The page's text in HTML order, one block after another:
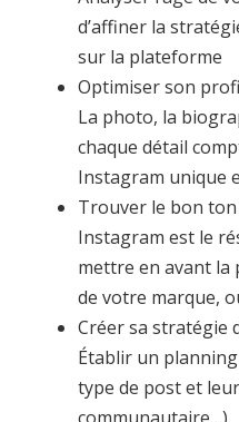
d’affiner la
sur la plateforme
Optimiser son
La photo, la
chaque détail
Instagram unique
Trouver le bon
Instagram est le
mettre en avant la
de votre marque,
Créer sa stratégie
Établir un
type de post et